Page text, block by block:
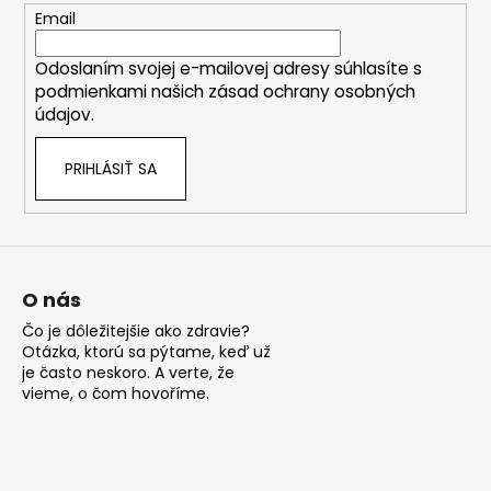
Email
Odoslaním svojej e-mailovej adresy súhlasíte s
podmienkami našich zásad ochrany osobných
údajov.
PRIHLÁSIŤ SA
O nás
Čo je dôležitejšie ako zdravie?
Otázka, ktorú sa pýtame, keď už
je často neskoro. A verte, že
vieme, o čom hovoříme.